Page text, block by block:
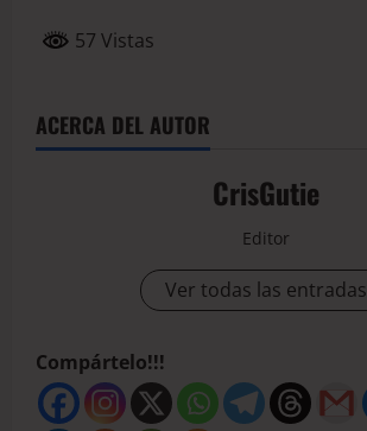
57 Vistas
ACERCA DEL AUTOR
CrisGutie
Editor
Ver todas las entradas
Compártelo!!!